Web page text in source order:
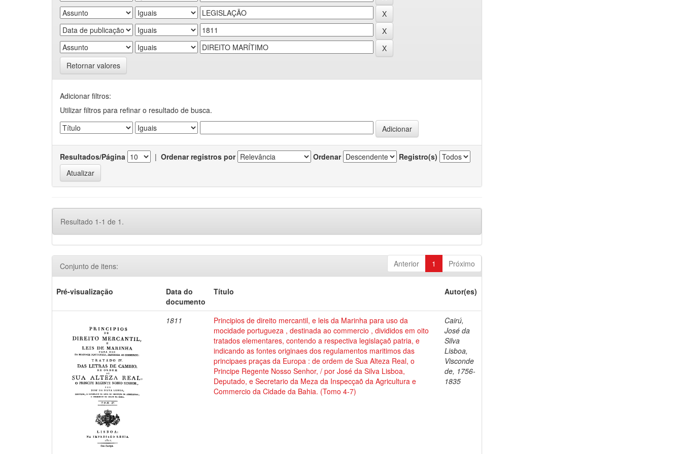
Retornar valores
Adicionar filtros:
Utilizar filtros para refinar o resultado de busca.
Resultados/Página | Ordenar registros por Ordenar Registro(s)
Resultado 1-1 de 1.
Anterior 1 Próximo
Conjunto de itens:
Pré-visualização
Data do
documento
Título Autor(es)
1811
Principios de direito mercantil, e leis da Marinha para uso da
mocidade portugueza , destinada ao commercio , divididos em oito
tratados elementares, contendo a respectiva legislaçaõ patria, e
indicando as fontes originaes dos regulamentos maritimos das
principaes praças da Europa : de ordem de Sua Alteza Real, o
Principe Regente Nosso Senhor, / por José da Silva Lisboa,
Deputado, e Secretario da Meza da Inspecçaõ da Agricultura e
Commercio da Cidade da Bahia. (Tomo 4-7)
Cairú,
José da
Silva
Lisboa,
Visconde
de, 1756-
1835